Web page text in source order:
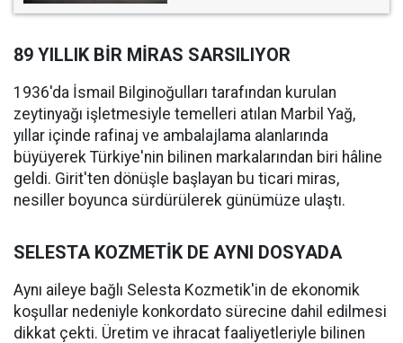
89 YILLIK BİR MİRAS SARSILIYOR
1936'da İsmail Bilginoğulları tarafından kurulan
zeytinyağı işletmesiyle temelleri atılan Marbil Yağ,
yıllar içinde rafinaj ve ambalajlama alanlarında
büyüyerek Türkiye'nin bilinen markalarından biri hâline
geldi. Girit'ten dönüşle başlayan bu ticari miras,
nesiller boyunca sürdürülerek günümüze ulaştı.
SELESTA KOZMETİK DE AYNI DOSYADA
Aynı aileye bağlı Selesta Kozmetik'in de ekonomik
koşullar nedeniyle konkordato sürecine dahil edilmesi
dikkat çekti. Üretim ve ihracat faaliyetleriyle bilinen